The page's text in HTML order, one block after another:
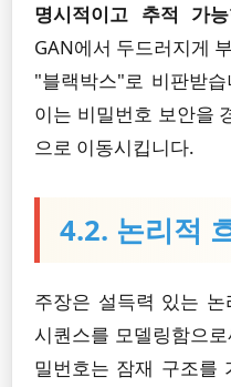
명시적이고 추적 가
GAN에서 두드러지게
"블랙박스"로 비판받
이는 비밀번호 보안을
으로 이동시킵니다.
4.2. 논리적
주장은 설득력 있는
시퀀스를 모델링함으
밀번호는 잠재 구조를